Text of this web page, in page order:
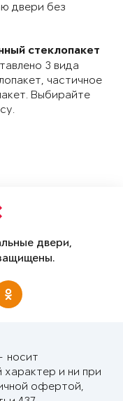
двери без
стеклопакет
3 вида
частичное
Выбирайте
двери,
носит
и ни при
офертой,